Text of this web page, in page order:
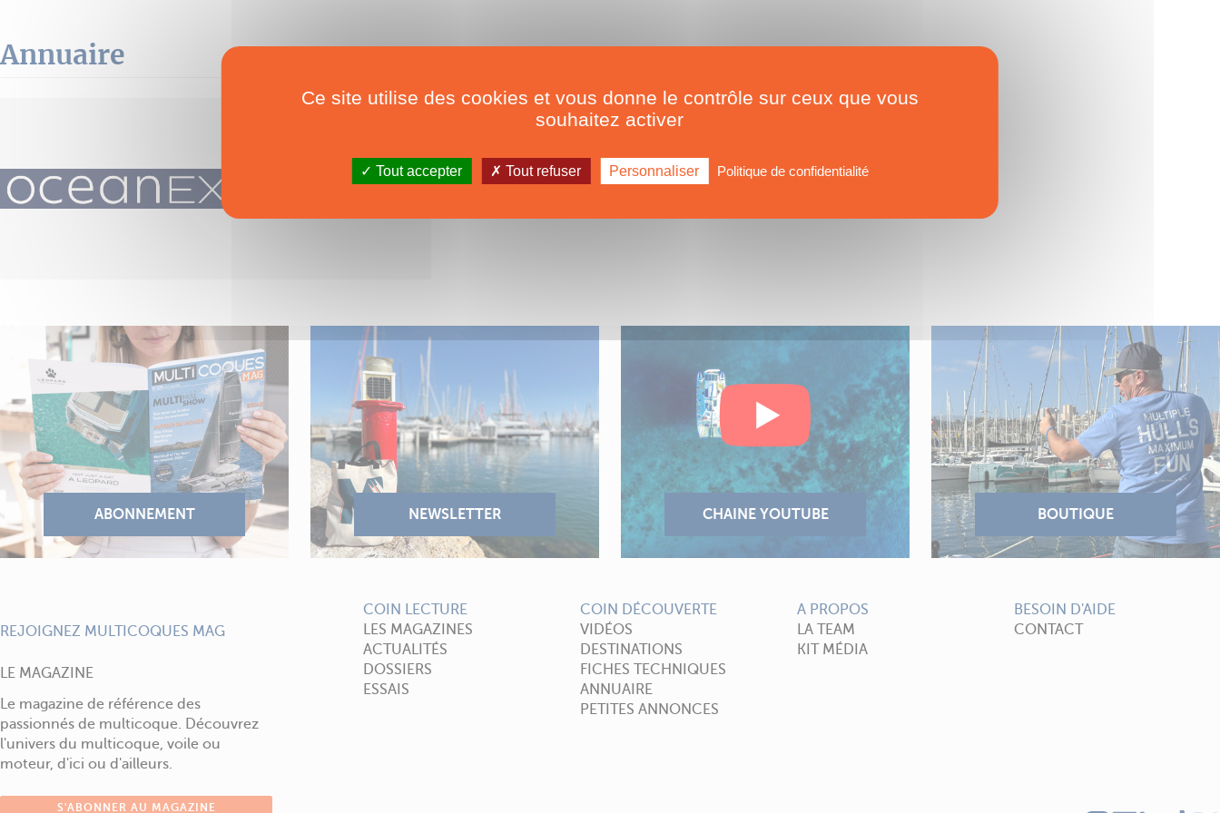
Annuaire
Ocean Explorer Catamarans
VOIR
REJOIGNEZ MULTICOQUES MAG
LE MAGAZINE
Le magazine de référence des
passionnés de multicoque. Découvrez
l'univers du multicoque, voile ou
moteur, d'ici ou d'ailleurs.
S'ABONNER AU MAGAZINE
COIN LECTURE
LES MAGAZINES
ACTUALITÉS
DOSSIERS
ESSAIS
COIN DÉCOUVERTE
VIDÉOS
DESTINATIONS
FICHES TECHNIQUES
ANNUAIRE
PETITES ANNONCES
A PROPOS
LA TEAM
KIT MÉDIA
BESOIN D'AIDE
CONTACT
Ce site utilise des cookies et vous donne le contrôle sur ceux que vous
souhaitez activer
Tout accepter Tout refuser Personnaliser Politique de confidentialité